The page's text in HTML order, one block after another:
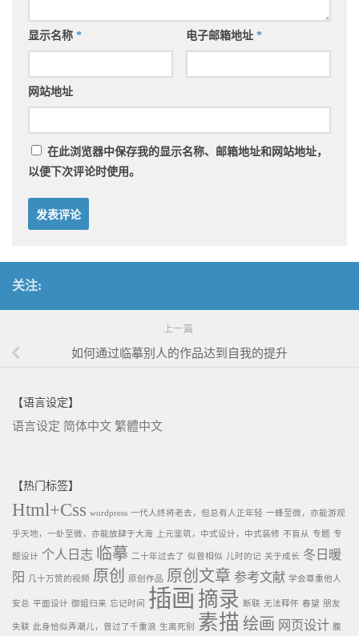
显示名称 * 电子邮箱地址 *
网站地址
在此浏览器中保存我的显示名称、邮箱地址和网站地址，
以便下次评论时使用。
关注:
上一篇
如何通过临摹别人的作品达到自我的提升
【语言设定】
语言设定 简体中文 繁體中文
【热门标签】
Html+Css wordpress 一代人终将老去，但总有人正年轻 一蜂至微，亦能游观
乎天地，一虲至微，亦能放肆于大海 上元鉴筑，中式设计，中式装修 不盲从 专题 专
题设计 个人日志 临摹 二十年过去了 似曾相似 儿时的记 关于成长 冬日暖
阳
几十万赞的视频 原创 原创作品 原创文章 参考文献 学会尊重他人
安总 平面设计 御姐归来 忘记时间 插画 摘录 断联 无法释怀 春望 朋友
失联 此身恰似弄潮儿，曾过了千重浪 生离死别 素描 绘画 网页设计 腹